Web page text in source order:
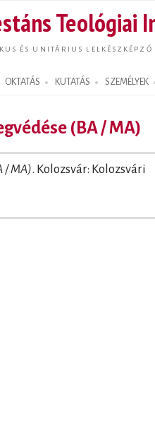
Teológiai
ÉS UNITÁRIUS LELKÉSZKÉPZŐ
OKTATÁS KUTATÁS SZEMÉLYEK
(BA / MA)
/ MA). Kolozsvár: Kolozsvári